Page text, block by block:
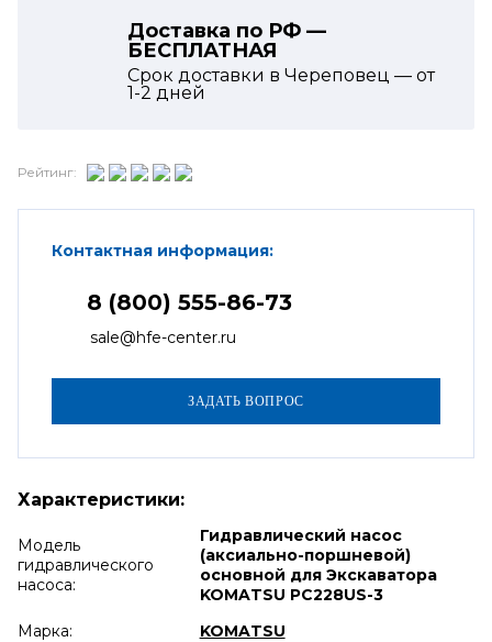
Доставка по РФ —
БЕСПЛАТНАЯ
Срок доставки в Череповец — от
1-2 дней
Рейтинг:
Контактная информация:
8 (800) 555-86-73
sale@hfe-center.ru
Характеристики:
Модель
гидравлического
насоса:
Гидравлический насос
(аксиально-поршневой)
основной для Экскаватора
KOMATSU PC228US-3
Марка:
KOMATSU